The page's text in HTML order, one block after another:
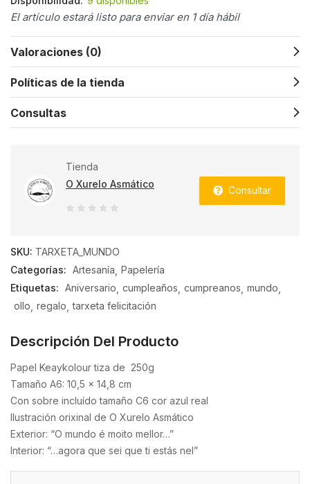
El artículo estará listo para enviar en 1 día hábil
Valoraciones (0)
Políticas de la tienda
Consultas
Tienda
O Xurelo Asmático
5
Consultar
SKU: TARXETA_MUNDO
Categorías: Artesanía Papelería
Etiquetas: Aniversario cumpleaños cumpreanos mundo
ollo regalo tarxeta felicitación
Descripción Del Producto
Papel Keaykolour tiza de 250g
Tamaño A6: 10,5 x 14,8 cm
Con sobre incluído tamaño C6 cor azul real
Ilustración orixinal de O Xurelo Asmático
Exterior: “O mundo é moito mellor…”
Interior: “…agora que sei que ti estás nel”